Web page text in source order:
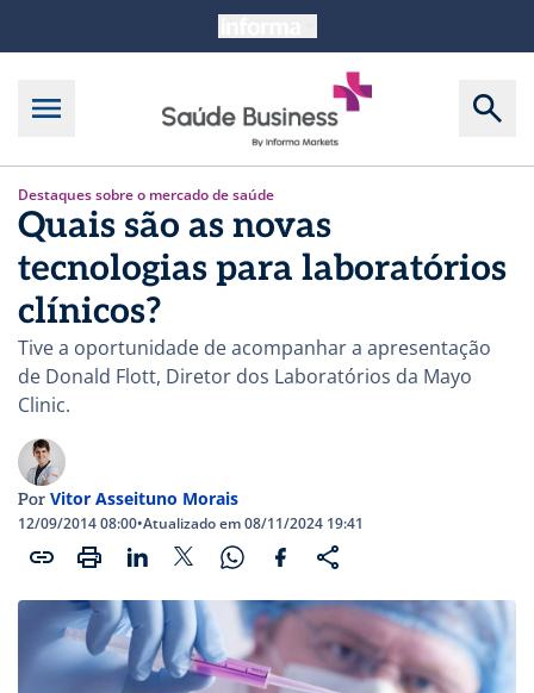
Destaques sobre o mercado de saúde
Quais são as novas
tecnologias para laboratórios
clínicos?
Tive a oportunidade de acompanhar a apresentação
de Donald Flott, Diretor dos Laboratórios da Mayo
Clinic.
Por Vitor Asseituno Morais
12/09/2014 08:00•Atualizado em 08/11/2024 19:41